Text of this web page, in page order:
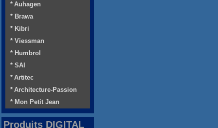
* Auhagen
* Brawa
* Kibri
* Viessman
* Humbrol
* SAI
* Artitec
* Architecture-Passion
* Mon Petit Jean
Produits DIGITAL